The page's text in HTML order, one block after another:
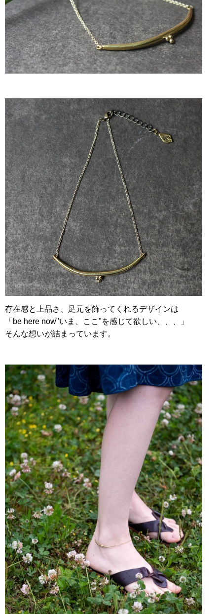
存在感と上品さ、足元を飾ってくれるデザインは
「be here now"いま、ここ"を感じて欲しい、、、」
そんな想いが詰まっています。